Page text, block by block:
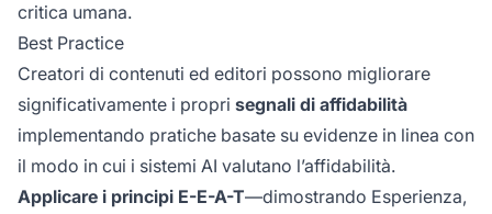
critica umana.
Best Practice
Creatori di contenuti ed editori possono migliorare
significativamente i propri segnali di affidabilità
implementando pratiche basate su evidenze in linea con
il modo in cui i sistemi AI valutano l’affidabilità.
Applicare i principi E-E-A-T—dimostrando Esperienza,